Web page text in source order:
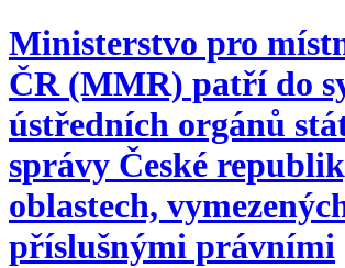
Ministerstvo pro
ČR (MMR) patří do
ústředních orgánů
správy České
oblastech,
příslušnými právními